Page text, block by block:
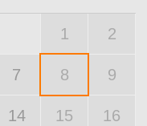
1 2
7 8 9
14 15 16